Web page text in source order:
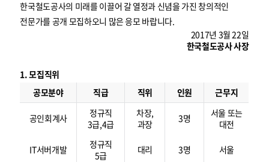
한국철도공사의 미래를 이끌어 갈 열정과 신념을 가진 창의적인
전문가를 공개 모집하오니 많은 응모 바랍니다.
2017년 3월 22일
한국철도공사 사장
1. 모집직위
공모분야 직급 직위 인원 근무지
공인회계사
정규직
3급,4급
차장,
과장
3명
서울 또는
대전
IT서버개발
정규직
5급
대리 3명 서울